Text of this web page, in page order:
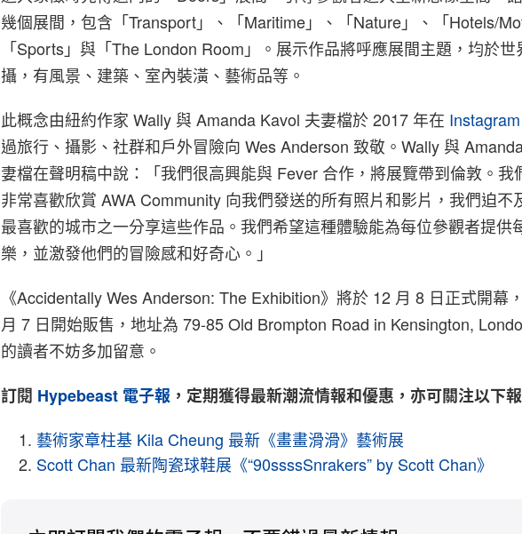
幾個展間，包含「Transport」、「Maritime」、「Nature」、「Hotels/
「Sports」與「The London Room」。展示作品將呼應展間主題，均於世
攝，有風景、建築、室內裝潢、藝術品等。
此概念由紐約作家 Wally 與 Amanda Kavol 夫妻檔於 2017 年在 Instagram
過旅行、攝影、社群和戶外冒險向 Wes Anderson 致敬。Wally 與
妻檔在聲明稿中說：「我們很高興能與 Fever 合作，將展覽帶到倫敦。我
非常喜歡欣賞 AWA Community 向我們發送的所有照片和影片，我們迫不
最喜歡的城市之一分享這些作品。我們希望這種體驗能為每位參觀者提供
樂，並激發他們的冒險感和好奇心。」
《Accidentally Wes Anderson: The Exhibition》將於 12 月 8 日正式開幕
月 7 日開始販售，地址為 79-85 Old Brompton Road in Kensington,
的讀者不妨多加留意。
訂閱 Hypebeast 電子報 ，定期獲得最新潮流情報和優惠，亦可關注以下報
藝術家章柱基 Kila Cheung 最新《畫畫滑滑》藝術展
Scott Chan 最新陶瓷球鞋展《“90ssssSnrakers” by Scott Chan》